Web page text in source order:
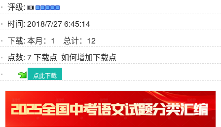
评级:
时间: 2018/7/27 6:45:14
下载: 本月：1 总计：12
点数: 7 下载点 如何增加下载点
点此下载